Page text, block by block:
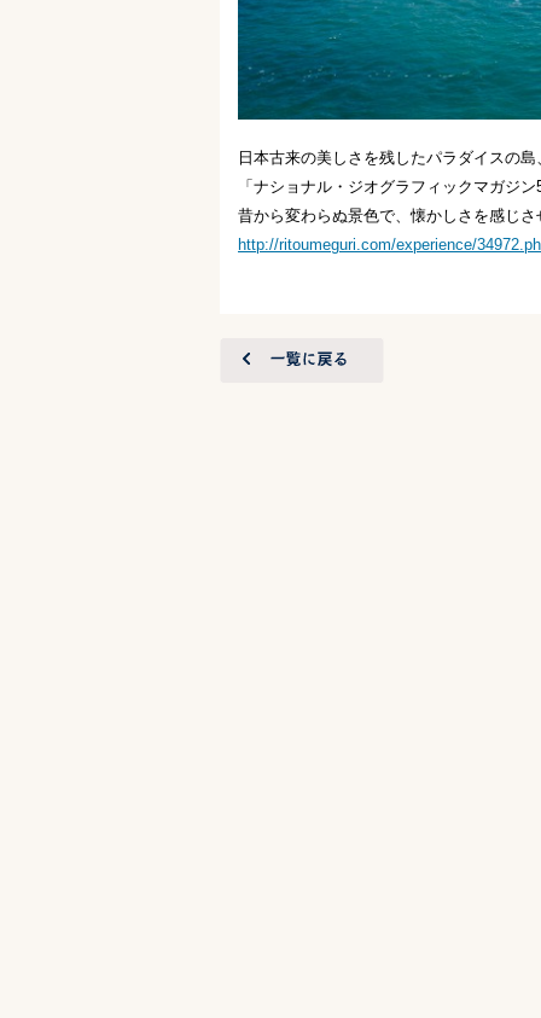
日本古来の美しさを残したパラダイスの
「ナショナル・ジオグラフィックマガジ
昔から変わらぬ景色で、懐かしさを感じ
http://ritoumeguri.com/experience/